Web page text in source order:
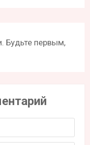
Будьте первым,